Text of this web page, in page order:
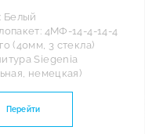
Белый
4МФ-14-4-14-4
(40мм, 3 стекла)
Siegenia
немецкая)
Перейти